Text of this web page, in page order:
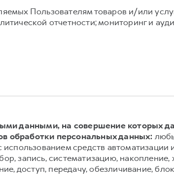
Пользователям товаров и/или
отчетности; мониторинг и
данными, на совершение которых
обработки персональных данных:
средств автоматизации
запись, систематизацию, накопление,
доступ, передачу, обезличивание,